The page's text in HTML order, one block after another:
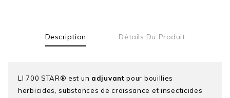
Description Détails Du Produit
LI 700 STAR® est un adjuvant pour bouillies
herbicides, substances de croissance et insecticides